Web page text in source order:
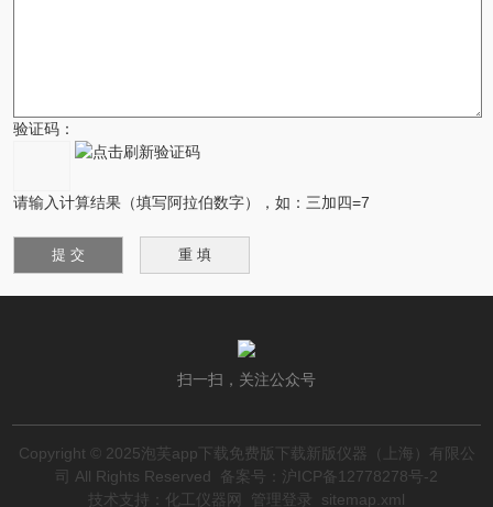
验证码：
请输入计算结果（填写阿拉伯数字），如：三加四=7
扫一扫，关注公众号
Copyright © 2025泡芙app下载免费版下载新版仪器（上海）有限公
司 All Rights Reserved
备案号：沪ICP备12778278号-2
技术支持： 化工仪器网 管理登录 sitemap.xml